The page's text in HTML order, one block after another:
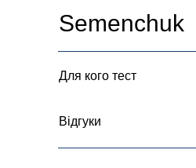
Semenchuk
Для кого тест
Відгуки